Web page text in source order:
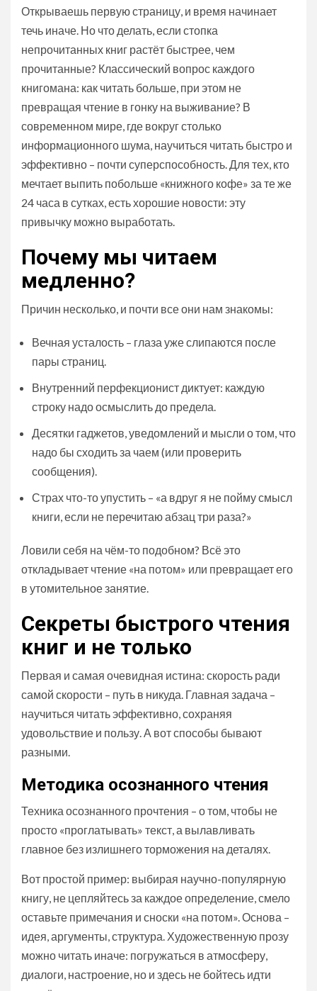
Открываешь первую страницу, и время начинает
течь иначе. Но что делать, если стопка
непрочитанных книг растёт быстрее, чем
прочитанные? Классический вопрос каждого
книгомана: как читать больше, при этом не
превращая чтение в гонку на выживание? В
современном мире, где вокруг столько
информационного шума, научиться читать быстро и
эффективно – почти суперспособность. Для тех, кто
мечтает выпить побольше «книжного кофе» за те же
24 часа в сутках, есть хорошие новости: эту
привычку можно выработать.
Почему мы читаем
медленно?
Причин несколько, и почти все они нам знакомы:
Вечная усталость – глаза уже слипаются после
пары страниц.
Внутренний перфекционист диктует: каждую
строку надо осмыслить до предела.
Десятки гаджетов, уведомлений и мысли о том, что
надо бы сходить за чаем (или проверить
сообщения).
Страх что-то упустить – «а вдруг я не пойму смысл
книги, если не перечитаю абзац три раза?»
Ловили себя на чём-то подобном? Всё это
откладывает чтение «на потом» или превращает его
в утомительное занятие.
Секреты быстрого чтения
книг и не только
Первая и самая очевидная истина: скорость ради
самой скорости – путь в никуда. Главная задача –
научиться читать эффективно, сохраняя
удовольствие и пользу. А вот способы бывают
разными.
Методика осознанного чтения
Техника осознанного прочтения – о том, чтобы не
просто «проглатывать» текст, а вылавливать
главное без излишнего торможения на деталях.
Вот простой пример: выбирая научно-популярную
книгу, не цепляйтесь за каждое определение, смело
оставьте примечания и сноски «на потом». Основа –
идея, аргументы, структура. Художественную прозу
можно читать иначе: погружаться в атмосферу,
диалоги, настроение, но и здесь не бойтесь идти